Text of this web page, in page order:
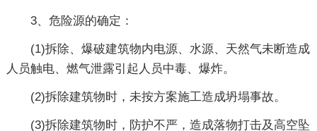
3、危险源的确定：
(1)拆除、爆破建筑物内电源、水源、天然气未断造成
人员触电、燃气泄露引起人员中毒、爆炸。
(2)拆除建筑物时，未按方案施工造成坍塌事故。
(3)拆除建筑物时，防护不严，造成落物打击及高空坠